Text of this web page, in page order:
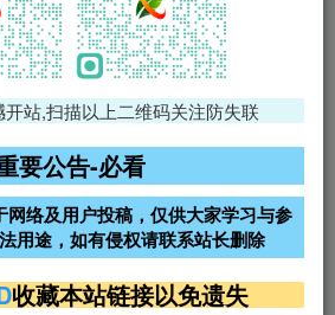
腾讯轻量4核4G3M服务器38元/
68元/
雨云高防免备案服务器
租 超低价文字广告位招租
开站,扫描以上二维码关注防失联
要公告-必看
网络及用户投稿，仅供大家学习与参
用途，如有侵权请联系站长删除
收藏本站链接以免遗失